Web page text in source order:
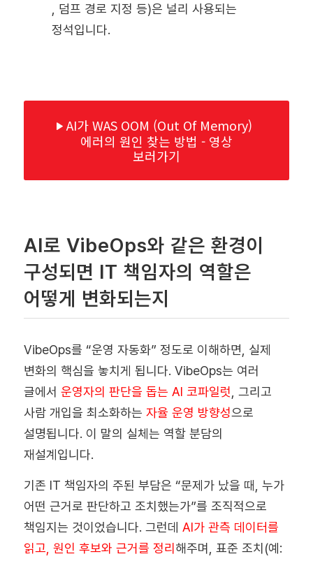
, 덤프 경로 지정 등)은 널리 사용되는
정석입니다.
AI가 WAS OOM (Out Of Memory)
에러의 원인 찾는 방법 - 영상
보러가기
AI로 VibeOps와 같은 환경이
구성되면 IT 책임자의 역할은
어떻게 변화되는지
VibeOps를 “운영 자동화” 정도로 이해하면, 실제
변화의 핵심을 놓치게 됩니다. VibeOps는 여러
글에서 운영자의 판단을 돕는 AI 코파일럿, 그리고
사람 개입을 최소화하는 자율 운영 방향성으로
설명됩니다. 이 말의 실체는 역할 분담의
재설계입니다.
기존 IT 책임자의 주된 부담은 “문제가 났을 때, 누가
어떤 근거로 판단하고 조치했는가”를 조직적으로
책임지는 것이었습니다. 그런데 AI가 관측 데이터를
읽고, 원인 후보와 근거를 정리 해주며, 표준 조치(예: